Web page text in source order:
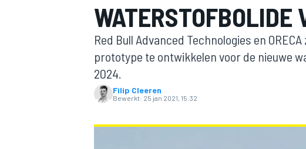
MOTOGP
WATERSTOFBOLIDE
Red Bull Advanced Technologies en
prototype te ontwikkelen voor de nieuwe
2024.
Filip Cleeren
Bewerkt: 25 jan 2021, 15:32